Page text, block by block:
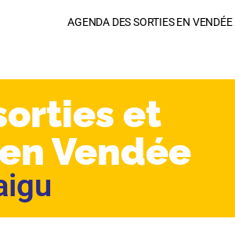
AGENDA DES SORTIES EN VENDÉE
et
Vendée